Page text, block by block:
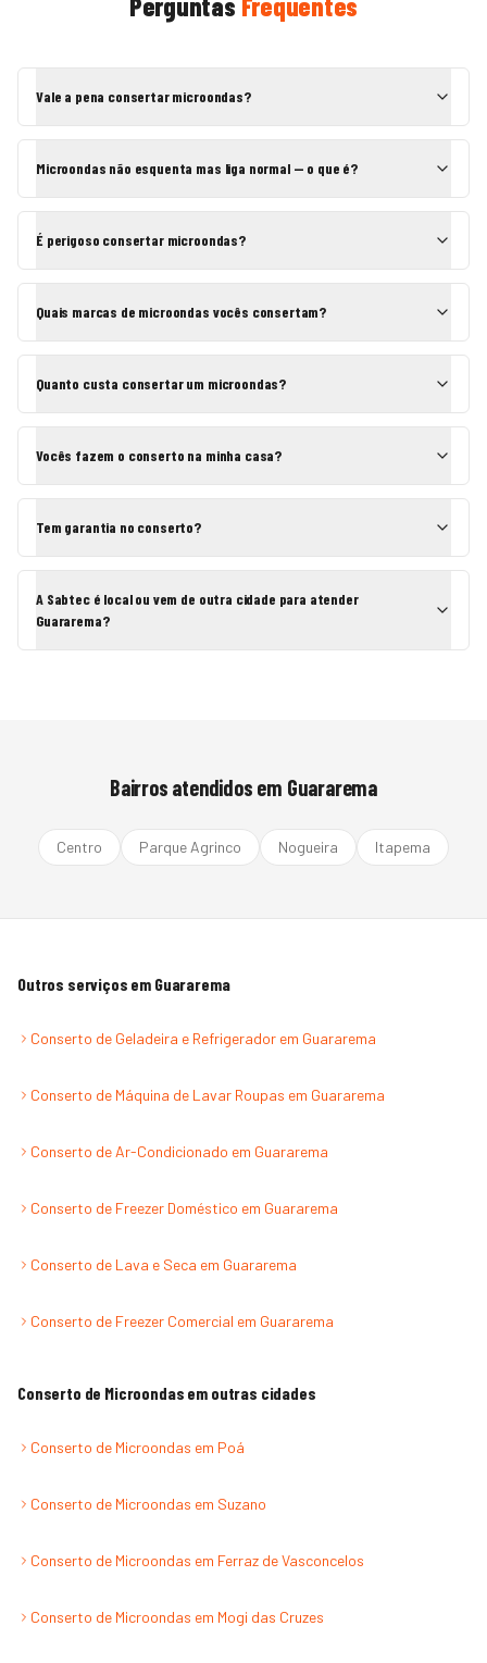
Vale a pena consertar microondas?
Microondas não esquenta mas liga normal — o que é?
É perigoso consertar microondas?
Quais marcas de microondas vocês consertam?
Quanto custa consertar um microondas?
Vocês fazem o conserto na minha casa?
Tem garantia no conserto?
A Sabtec é local ou vem de outra cidade para atender
Guararema?
Bairros atendidos em Guararema
Centro Parque Agrinco Nogueira Itapema
Outros serviços em Guararema
Conserto de Geladeira e Refrigerador em Guararema
Conserto de Máquina de Lavar Roupas em Guararema
Conserto de Ar-Condicionado em Guararema
Conserto de Freezer Doméstico em Guararema
Conserto de Lava e Seca em Guararema
Conserto de Freezer Comercial em Guararema
Conserto de Microondas em outras cidades
Conserto de Microondas em Poá
Conserto de Microondas em Suzano
Conserto de Microondas em Ferraz de Vasconcelos
Conserto de Microondas em Mogi das Cruzes